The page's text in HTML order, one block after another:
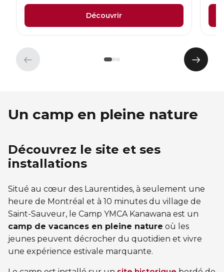
Découvrir
Élément
précédent
suivant
Un camp en pleine nature
Découvrez le site et ses
installations
Situé au cœur des Laurentides, à seulement une
heure de Montréal et à 10 minutes du village de
Saint-Sauveur, le Camp YMCA Kanawana est un
camp de vacances en pleine nature où les
jeunes peuvent décrocher du quotidien et vivre
une expérience estivale marquante.